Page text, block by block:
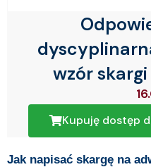
wzór
Kupuję dostęp
Jak napisać skargę na